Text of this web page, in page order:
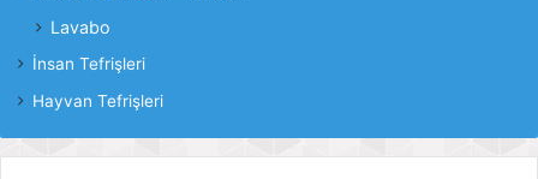
Lavabo
İnsan Tefrişleri
Hayvan Tefrişleri